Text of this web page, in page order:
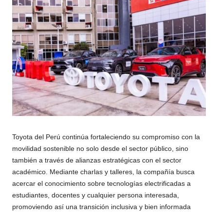
Toyota del Perú continúa fortaleciendo su compromiso con la
movilidad sostenible no solo desde el sector público, sino
también a través de alianzas estratégicas con el sector
académico. Mediante charlas y talleres, la compañía busca
acercar el conocimiento sobre tecnologías electrificadas a
estudiantes, docentes y cualquier persona interesada,
promoviendo así una transición inclusiva y bien informada